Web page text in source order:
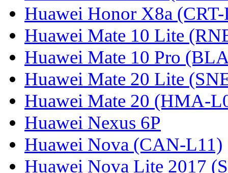
Huawei Honor X8a
Huawei Mate 10 Lite
Huawei Mate 10 Pro
Huawei Mate 20 Lite
Huawei Mate 20 (HMA-
Huawei Nexus 6P
Huawei Nova (CAN-L11)
Huawei Nova Lite 2017